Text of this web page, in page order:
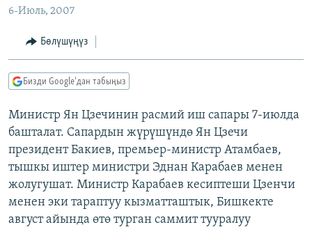
МАДАНИЯТ
ТВ ПРОГРАММАЛАР
БҮГҮН АЗАТТЫКТА
ДАНИСТЕ
ЭЖЕ-СИҢДИЛЕР
АЗАТТЫК+
ЫҢГАЙСЫЗ СУРООЛОР
ПОДКАСТ
ОНЛАЙН ШЕРИНЕ
6-Июль, 2007
Бөлүшүңүз
Бизди Google'дан табыңыз
Министр Ян Цзечинин расмий иш сапары 7-июлда
башталат. Сапардын жүрүшүндө Ян Цзечи
президент Бакиев, премьер-министр Атамбаев,
тышкы иштер министри Эднан Карабаев менен
жолугушат. Министр Карабаев кесиптеши Цзенчи
менен эки тараптуу кызматташтык, Бишкекте
август айында өтө турган саммит тууралуу